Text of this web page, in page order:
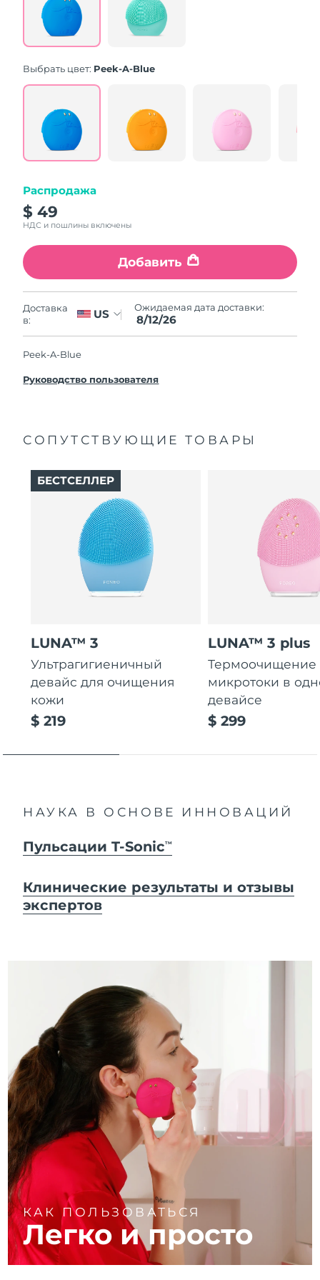
Same
page
link.
Выбрать цвет: Peek-A-Blue
Распродажа
$ 49
НДС и пошлины включены
Добавить
Доставка
в:
US Ожидаемая дата доставки:
8/12/26
Peek-A-Blue
Руководство пользователя
СОПУТСТВУЮЩИЕ ТОВАРЫ
LUNA™ 3
Ультрагигиеничный
девайс для очищения
кожи
$ 219
БЕСТСЕЛЛЕР
LUNA™ 3 plus
Термоочищение
микротоки в
девайсе
$ 299
НАУКА В ОСНОВЕ ИННОВАЦИЙ
Пульсации T-SonicTM
Клинические результаты и отзывы
экспертов
КАК ПОЛЬЗОВАТЬСЯ
Легко и просто